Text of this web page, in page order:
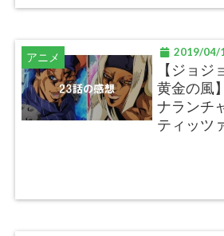
アニメ 2019/04/
【ジョジ
黄金の風
ナランチ
ティッツ